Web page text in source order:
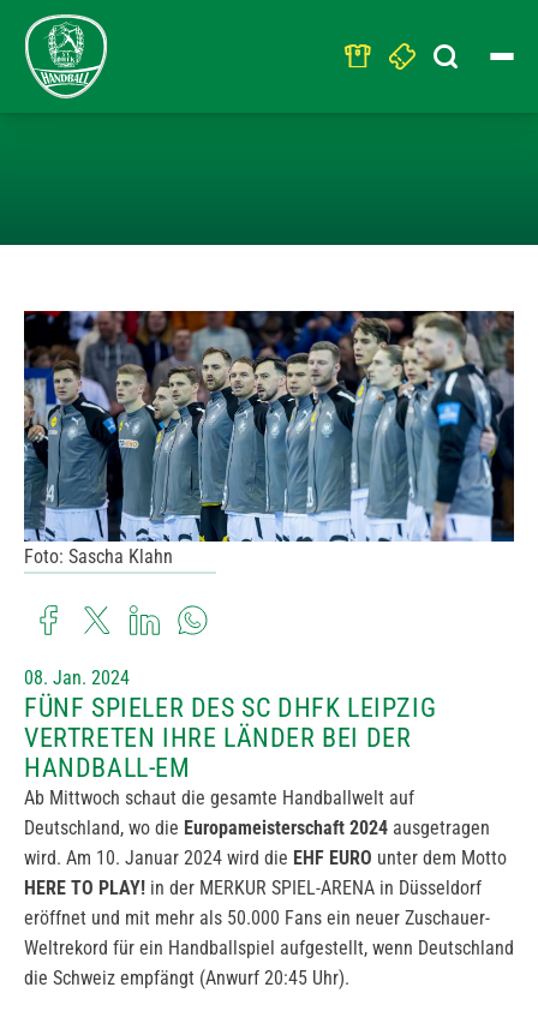
Search
for:
Foto: Sascha Klahn
08. Jan. 2024
FÜNF SPIELER DES SC DHFK LEIPZIG
VERTRETEN IHRE LÄNDER BEI DER
HANDBALL-EM
Ab Mittwoch schaut die gesamte Handballwelt auf
Deutschland, wo die Europameisterschaft 2024 ausgetragen
wird. Am 10. Januar 2024 wird die EHF EURO unter dem Motto
HERE TO PLAY! in der MERKUR SPIEL-ARENA in Düsseldorf
eröffnet und mit mehr als 50.000 Fans ein neuer Zuschauer-
Weltrekord für ein Handballspiel aufgestellt, wenn Deutschland
die Schweiz empfängt (Anwurf 20:45 Uhr).